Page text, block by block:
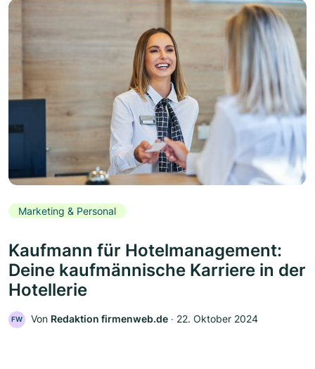
Marketing & Personal
Kaufmann für Hotelmanagement:
Deine kaufmännische Karriere in der
Hotellerie
FW Von Redaktion firmenweb.de ‧ 22. Oktober 2024